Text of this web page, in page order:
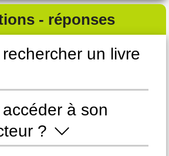
- réponses
un livre
à son
?